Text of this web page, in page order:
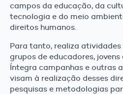
campos da educação, da
tecnologia e do meio
direitos humanos.
Para tanto, realiza
grupos de educadores,
Íntegra campanhas e outras
visam à realização desses
pesquisas e metodologias